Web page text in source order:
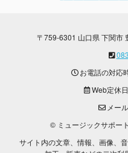
〒759-6301 山口県 下関市
お電話の対応
Web定休
メー
© ミュージックサポー
サイト内の文章、情報、画像、